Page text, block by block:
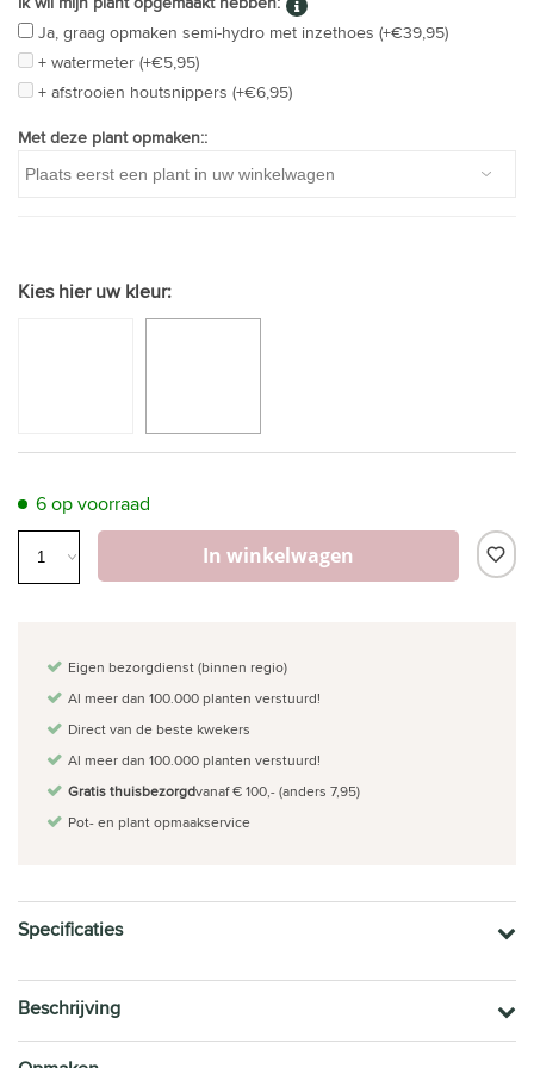
Ja, graag opmaken semi-hydro met inzethoes (+€39,95)
+ watermeter (+€5,95)
+ afstrooien houtsnippers (+€6,95)
Met deze plant opmaken::
Kies hier uw kleur:
6 op voorraad
In winkelwagen
Eigen bezorgdienst (binnen regio)
Al meer dan 100.000 planten verstuurd!
Direct van de beste kwekers
Al meer dan 100.000 planten verstuurd!
Gratis thuisbezorgdvanaf € 100,- (anders 7,95)
Pot- en plant opmaakservice
Specificaties
Beschrijving